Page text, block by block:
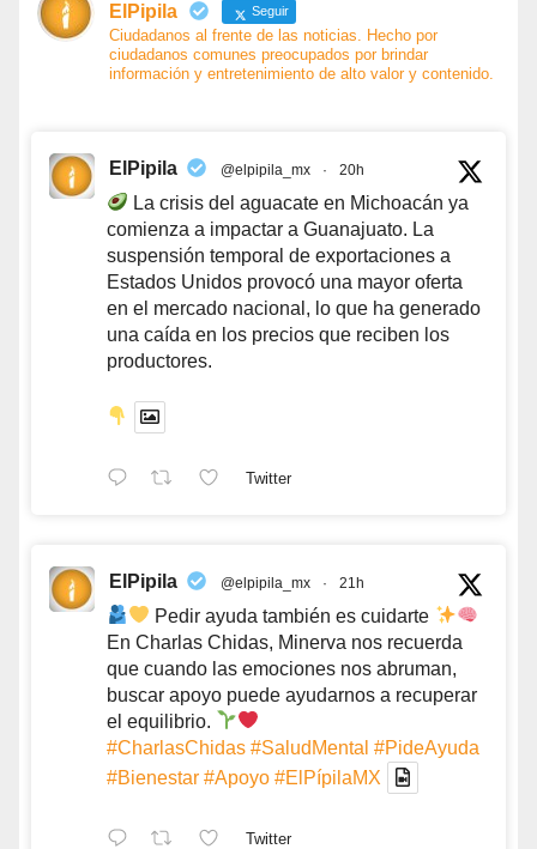
ElPipila Seguir
Ciudadanos al frente de las noticias. Hecho por
ciudadanos comunes preocupados por brindar
información y entretenimiento de alto valor y contenido.
ElPipila @elpipila_mx · 20h
La crisis del aguacate en Michoacán ya
comienza a impactar a Guanajuato. La
suspensión temporal de exportaciones a
Estados Unidos provocó una mayor oferta
en el mercado nacional, lo que ha generado
una caída en los precios que reciben los
productores.
Twitter
ElPipila @elpipila_mx · 21h
Pedir ayuda también es cuidarte
En Charlas Chidas, Minerva nos recuerda
que cuando las emociones nos abruman,
buscar apoyo puede ayudarnos a recuperar
el equilibrio.
#CharlasChidas #SaludMental #PideAyuda
#Bienestar #Apoyo #ElPípilaMX
Twitter